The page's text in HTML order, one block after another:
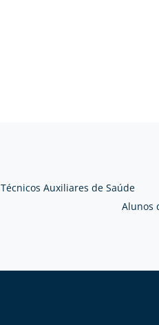
Auxiliares de Saúde
Alunos